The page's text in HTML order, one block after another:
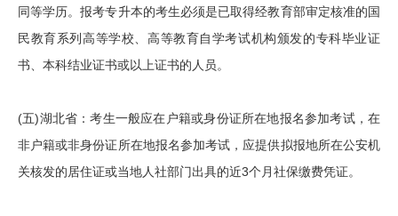
同等学历。报考专升本的考生必须是已取得经教育部审定核准的国
民教育系列高等学校、高等教育自学考试机构颁发的专科毕业证
书、本科结业证书或以上证书的人员。
(五)湖北省：考生一般应在户籍或身份证所在地报名参加考试，在
非户籍或非身份证所在地报名参加考试，应提供拟报地所在公安机
关核发的居住证或当地人社部门出具的近3个月社保缴费凭证。